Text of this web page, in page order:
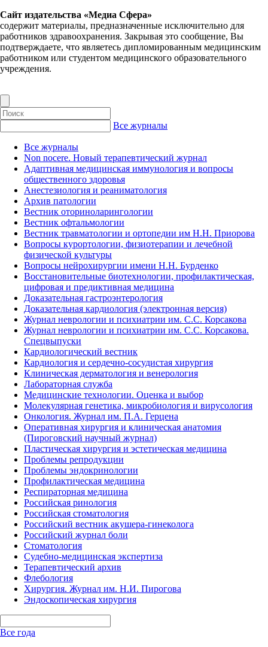
Сайт издательства «Медиа Сфера»
содержит материалы, предназначенные исключительно для
работников здравоохранения. Закрывая это сообщение, Вы
подтверждаете, что являетесь дипломированным медицинским
работником или студентом медицинского образовательного
учреждения.
Все журналы
Все журналы
Non nocere. Новый терапевтический журнал
Адаптивная медицинская иммунология и вопросы
общественного здоровья
Анестезиология и реаниматология
Архив патологии
Вестник оториноларингологии
Вестник офтальмологии
Вестник травматологии и ортопедии им Н.Н. Приорова
Вопросы курортологии, физиотерапии и лечебной
физической культуры
Вопросы нейрохирургии имени Н.Н. Бурденко
Восстановительные биотехнологии, профилактическая,
цифровая и предиктивная медицина
Доказательная гастроэнтерология
Доказательная кардиология (электронная версия)
Журнал неврологии и психиатрии им. С.С. Корсакова
Журнал неврологии и психиатрии им. С.С. Корсакова.
Спецвыпуски
Кардиологический вестник
Кардиология и сердечно-сосудистая хирургия
Клиническая дерматология и венерология
Лабораторная служба
Медицинские технологии. Оценка и выбор
Молекулярная генетика, микробиология и вирусология
Онкология. Журнал им. П.А. Герцена
Оперативная хирургия и клиническая анатомия
(Пироговский научный журнал)
Пластическая хирургия и эстетическая медицина
Проблемы репродукции
Проблемы эндокринологии
Профилактическая медицина
Респираторная медицина
Российская ринология
Российская стоматология
Российский вестник акушера-гинеколога
Российский журнал боли
Стоматология
Судебно-медицинская экспертиза
Терапевтический архив
Флебология
Хирургия. Журнал им. Н.И. Пирогова
Эндоскопическая хирургия
Все года